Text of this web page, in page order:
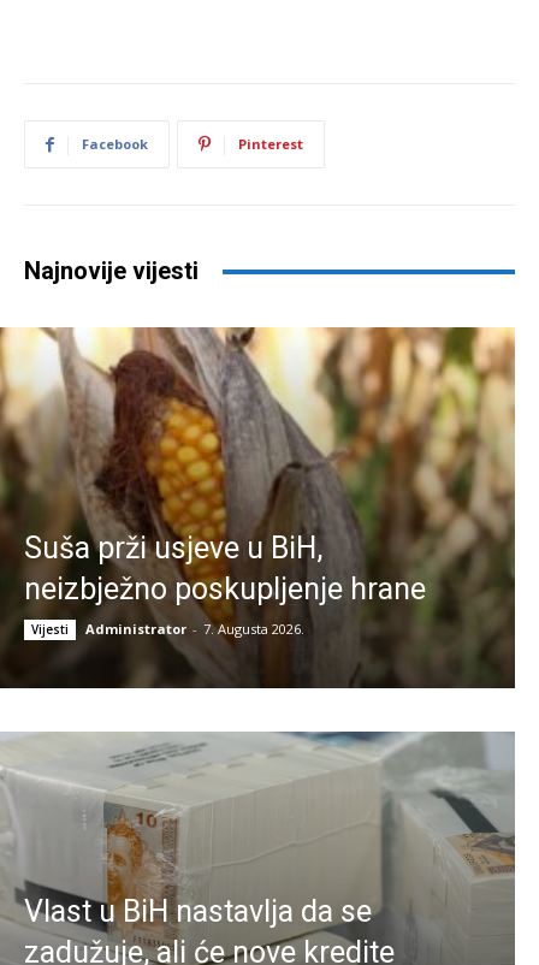
Facebook Pinterest
Najnovije vijesti
Suša prži usjeve u BiH,
neizbježno poskupljenje hrane
Vijesti Administrator - 7. Augusta 2026.
Vlast u BiH nastavlja da se
zadužuje, ali će nove kredite